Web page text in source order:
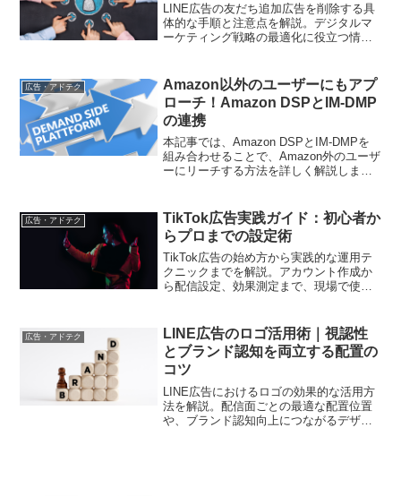
LINE広告の友だち追加広告を削除する具
体的な手順と注意点を解説。デジタルマ
ーケティング戦略の最適化に役立つ情報
広告・アドテク
Amazon以外のユーザーにもアプ
ローチ！Amazon DSPとIM-DMP
の連携
本記事では、Amazon DSPとIM-DMPを
組み合わせることで、Amazon外のユーザ
ーにリーチする方法を詳しく解説しま
ーチが可能になります。
広告・アドテク
TikTok広告実践ガイド：初心者か
らプロまでの設定術
TikTok広告の始め方から実践的な運用テ
クニックまでを解説。アカウント作成か
ら配信設定、効果測定まで、現場で使え
広告・アドテク
LINE広告のロゴ活用術｜視認性
とブランド認知を両立する配置の
コツ
LINE広告におけるロゴの効果的な活用方
法を解説。配信面ごとの最適な配置位置
や、ブランド認知向上につながるデザイ